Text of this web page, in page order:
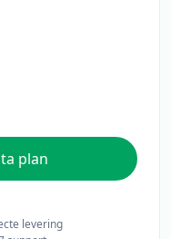
plan
levering